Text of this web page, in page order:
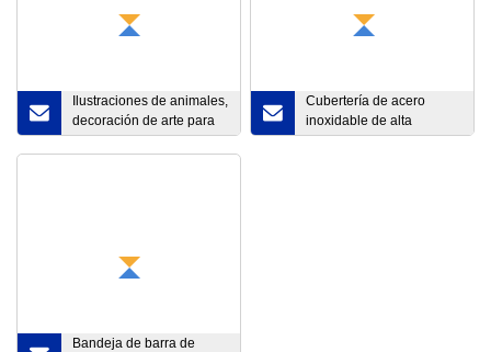
Ilustraciones de animales,
decoración de arte para
el hogar, lienzo
Cubertería de acero
inoxidable de alta
calidad, arena o espejo
Bandeja de barra de